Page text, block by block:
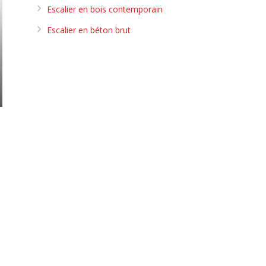
Escalier en bois contemporain
Escalier en béton brut